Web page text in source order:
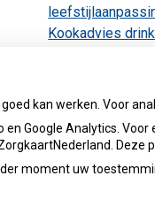
Kookadvies
baby’s ziek maken
kan werken. Voor
Google Analytics.
Deze
moment uw